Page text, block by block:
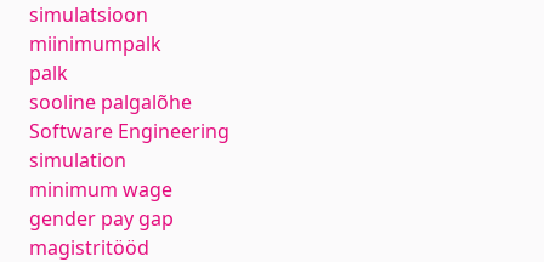
simulatsioon
miinimumpalk
palk
sooline palgalõhe
Software Engineering
simulation
minimum wage
gender pay gap
magistritööd